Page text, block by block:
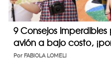
9 Consejos
avión a bajo costo,
Por FABIOLA LOMELI